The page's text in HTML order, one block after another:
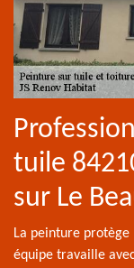
tuile
sur Le
La peinture
équipe travaille